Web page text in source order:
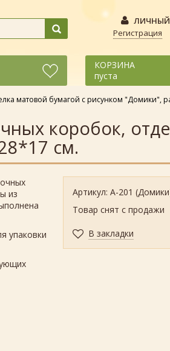
ЛИЧНЫЙ
Регистрация
КОРЗИНА
пуста
матовой бумагой с рисунком "Домики",
коробок,
см.
Артикул: А-201
Товар снят с продажи
В закладки
из
упаковки